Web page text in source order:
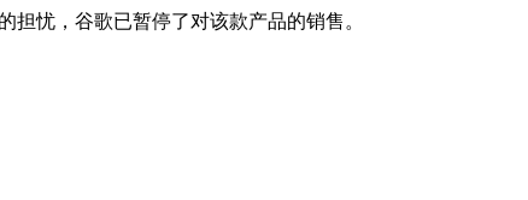
忧，谷歌已暂停了对该款产品的销售。